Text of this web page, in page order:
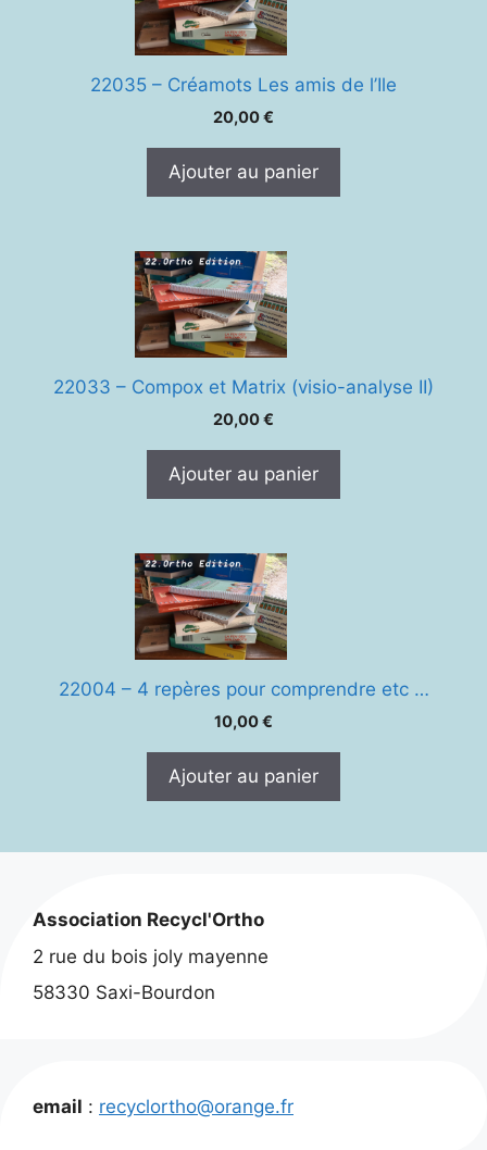
22035 – Créamots Les amis de l’Ile
20,00€
Ajouter au panier
22033 – Compox et Matrix (visio-analyse II)
20,00€
Ajouter au panier
22004 – 4 repères pour comprendre etc …
10,00€
Ajouter au panier
Association Recycl'Ortho
2 rue du bois joly mayenne
58330 Saxi-Bourdon
email : recyclortho@orange.fr